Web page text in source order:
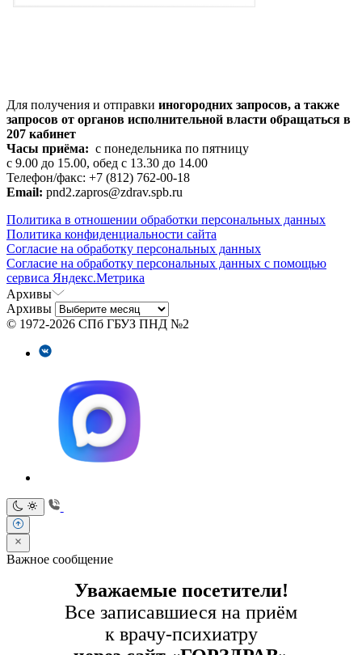
Для получения и отправки иногородних запросов, а также
запросов от органов исполнительной власти обращаться в
207 кабинет
Часы приёма: с понедельника по пятницу
с 9.00 до 15.00, обед с 13.30 до 14.00
Телефон/факс: +7 (812) 762-00-18
Email: pnd2.zapros@zdrav.spb.ru
Политика в отношении обработки персональных данных
Политика конфиденциальности сайта
Согласие на обработку персональных данных
Согласие на обработку персональных данных с помощью
сервиса Яндекс.Метрика
Архивы
Архивы
© 1972-2026 СПб ГБУЗ ПНД №2
Важное сообщение
Уважаемые посетители!
Все записавшиеся на приём
к врачу-психиатру